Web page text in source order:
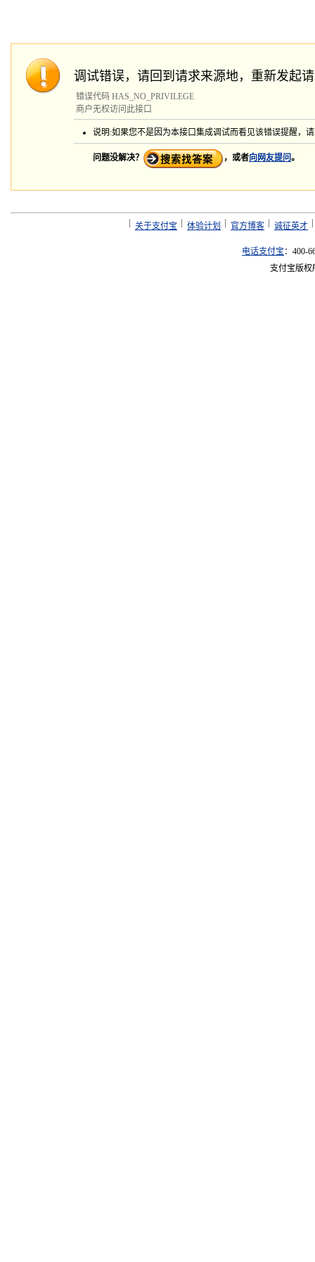
调试错误，请回到请求来源地，重新发起
错误代码 HAS_NO_PRIVILEGE
商户无权访问此接口
说明:如果您不是因为本接口集成调试而看见该错误提醒，
问题没解决？ ，或者向网友提问。
关于支付宝 体验计划 官方博客 诚征英才
电话支付宝 ：400-
支付宝版权